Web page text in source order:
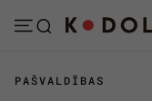
PAŠVALDĪBAS